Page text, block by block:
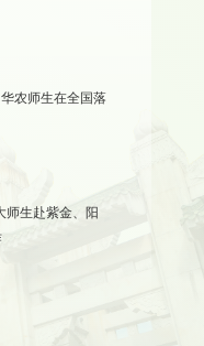
农师生在全国落
师生赴紫金、阳